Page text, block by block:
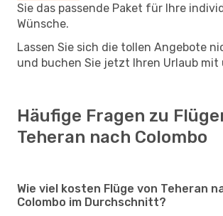
Sie das passende Paket für Ihre
Wünsche.
Lassen Sie sich die tollen Angebote
und buchen Sie jetzt Ihren Urlaub mit
Häufige Fragen zu
Teheran nach Colombo
Wie viel kosten Flüge von Teheran
Colombo im Durchschnitt?